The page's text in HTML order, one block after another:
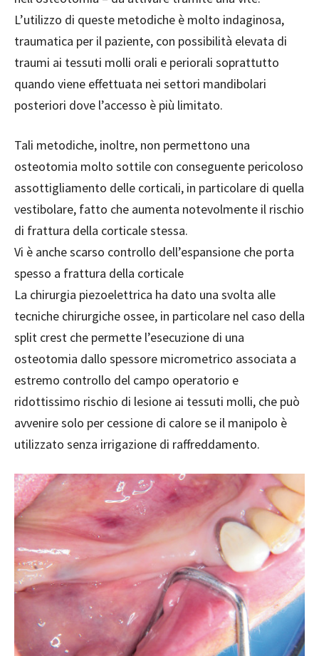
L’utilizzo di queste metodiche è molto indaginosa,
traumatica per il paziente, con possibilità elevata di
traumi ai tessuti molli orali e periorali soprattutto
quando viene effettuata nei settori mandibolari
posteriori dove l’accesso è più limitato.
Tali metodiche, inoltre, non permettono una
osteotomia molto sottile con conseguente pericoloso
assottigliamento delle corticali, in particolare di quella
vestibolare, fatto che aumenta notevolmente il rischio
di frattura della corticale stessa.
Vi è anche scarso controllo dell’espansione che porta
spesso a frattura della corticale
La chirurgia piezoelettrica ha dato una svolta alle
tecniche chirurgiche ossee, in particolare nel caso della
split crest che permette l’esecuzione di una
osteotomia dallo spessore micrometrico associata a
estremo controllo del campo operatorio e
ridottissimo rischio di lesione ai tessuti molli, che può
avvenire solo per cessione di calore se il manipolo è
utilizzato senza irrigazione di raffreddamento.